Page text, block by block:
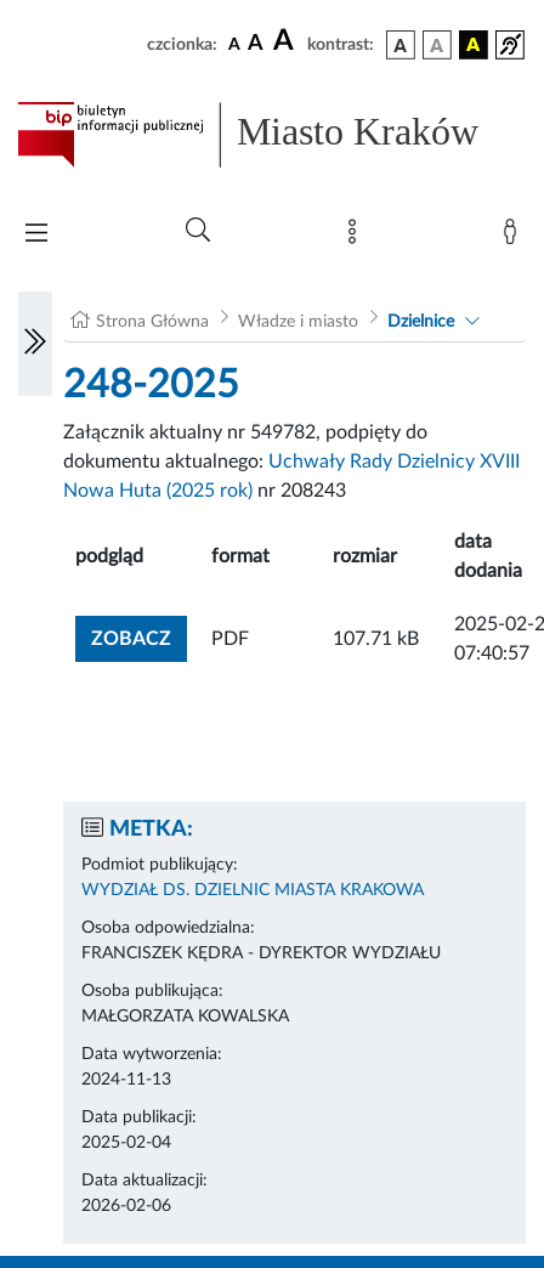
czcionka: A A A kontrast:
Miasto Kraków
Strona Główna Władze i miasto Dzielnice
248-2025
Załącznik aktualny nr 549782, podpięty do
dokumentu aktualnego: Uchwały Rady Dzielnicy XVIII
Nowa Huta (2025 rok) nr 208243
podgląd format rozmiar
data
dodania
ZOBACZZOBACZ ZAŁĄCZNIK
PDF 107.71 kB
2025-02-
07:40:57
METKA:
Podmiot publikujący:
WYDZIAŁ DS. DZIELNIC MIASTA KRAKOWA
Osoba odpowiedzialna:
FRANCISZEK KĘDRA - DYREKTOR WYDZIAŁU
Osoba publikująca:
MAŁGORZATA KOWALSKA
Data wytworzenia:
2024-11-13
Data publikacji:
2025-02-04
Data aktualizacji:
2026-02-06